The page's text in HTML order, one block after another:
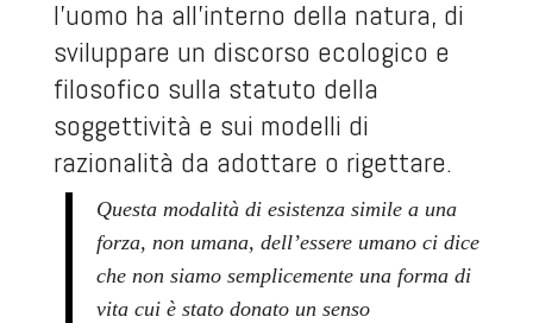
l’uomo ha all’interno della natura, di
sviluppare un discorso ecologico e
filosofico sulla statuto della
soggettività e sui modelli di
razionalità da adottare o rigettare.
Questa modalità di esistenza simile a una
forza, non umana, dell’essere umano ci dice
che non siamo semplicemente una forma di
vita cui è stato donato un senso